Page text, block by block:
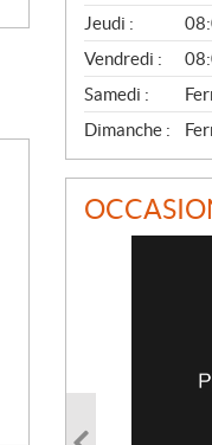
A
LJeudi :
Vendredi :
Samedi :
Dimanche :